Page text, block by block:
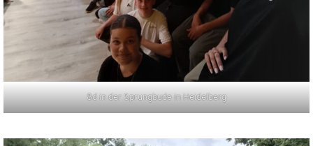
8d in der Sprungbude in Heidelberg